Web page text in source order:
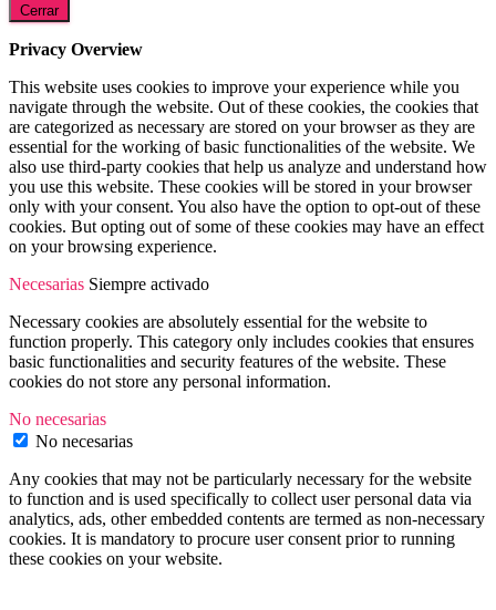
Cerrar
Privacy Overview
This website uses cookies to improve your experience while you
navigate through the website. Out of these cookies, the cookies that
are categorized as necessary are stored on your browser as they are
essential for the working of basic functionalities of the website. We
also use third-party cookies that help us analyze and understand how
you use this website. These cookies will be stored in your browser
only with your consent. You also have the option to opt-out of these
cookies. But opting out of some of these cookies may have an effect
on your browsing experience.
Necesarias Siempre activado
Necessary cookies are absolutely essential for the website to
function properly. This category only includes cookies that ensures
basic functionalities and security features of the website. These
cookies do not store any personal information.
No necesarias
No necesarias
Any cookies that may not be particularly necessary for the website
to function and is used specifically to collect user personal data via
analytics, ads, other embedded contents are termed as non-necessary
cookies. It is mandatory to procure user consent prior to running
these cookies on your website.